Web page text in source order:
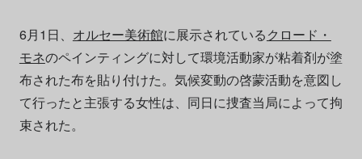
6月1日、 オルセー美術館に展示されているクロード・
モネのペインティングに対して環境活動家が粘着剤が塗
布された布を貼り付けた。気候変動の啓蒙活動を意図し
て行ったと主張する女性は、同日に捜査当局によって拘
束された。